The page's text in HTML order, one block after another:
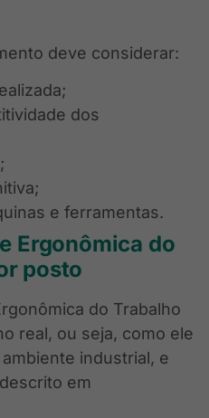
deve considerar:
dos
e ferramentas.
Ergonômica do
posto
do Trabalho
real, ou seja, como ele
industrial, e
em